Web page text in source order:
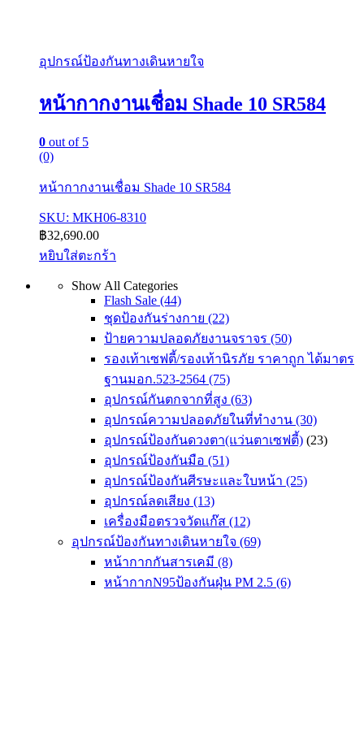
อุปกรณ์ป้องกันทางเดินหายใจ
หน้ากากงานเชื่อม Shade 10 SR584
0 out of 5
(0)
หน้ากากงานเชื่อม Shade 10 SR584
SKU: MKH06-8310
฿32,690.00
หยิบใส่ตะกร้า
Show All Categories
Flash Sale (44)
ชุดป้องกันร่างกาย (22)
ป้ายความปลอดภัยงานจราจร (50)
รองเท้าเซฟตี้/รองเท้านิรภัย ราคาถูก ได้มาตร
ฐานมอก.523-2564 (75)
อุปกรณ์กันตกจากที่สูง (63)
อุปกรณ์ความปลอดภัยในที่ทำงาน (30)
อุปกรณ์ป้องกันดวงตา(แว่นตาเซฟตี้) (23)
อุปกรณ์ป้องกันมือ (51)
อุปกรณ์ป้องกันศีรษะและใบหน้า (25)
อุปกรณ์ลดเสียง (13)
เครื่องมือตรวจวัดแก๊ส (12)
อุปกรณ์ป้องกันทางเดินหายใจ (69)
หน้ากากกันสารเคมี (8)
หน้ากากN95ป้องกันฝุ่น PM 2.5 (6)